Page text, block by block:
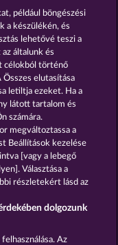
GYIK
szórakoztatási
nem
jövőben valódi
szerencsejáték
GmbH
például böngészési
a készülékén, és
lehetővé teszi a
általunk és
célokból történő
Összes elutasítása
letiltja ezeket. Ha a
látott tartalom és
számára.
megváltoztassa a
Beállítások kezelése
[vagy a lebegő
Választása a
részletekért lásd az
dolgozunk
Az